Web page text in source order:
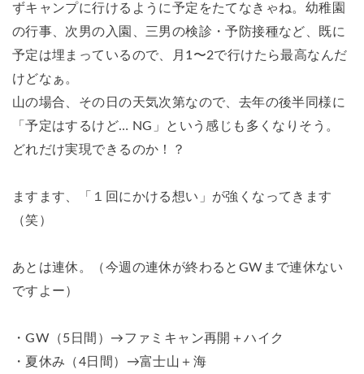
ずキャンプに行けるように予定をたてなきゃね。幼稚園
の行事、次男の入園、三男の検診・予防接種など、既に
予定は埋まっているので、月1〜2で行けたら最高なんだ
けどなぁ。
山の場合、その日の天気次第なので、去年の後半同様に
「予定はするけど… NG」という感じも多くなりそう。
どれだけ実現できるのか！？
ますます、「１回にかける想い」が強くなってきます
（笑）
あとは連休。（今週の連休が終わるとGWまで連休ない
ですよー）
・GW（5日間）→ファミキャン再開＋ハイク
・夏休み（4日間）→富士山＋海